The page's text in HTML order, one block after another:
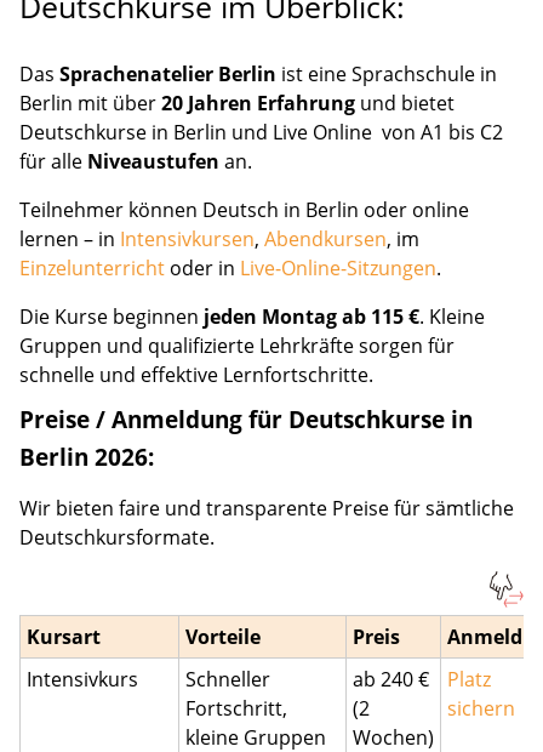
Das Sprachenatelier Berlin ist eine Sprachschule in
Berlin mit über20 Jahren Erfahrung und bietet
Deutschkurse in Berlin und Live Online von A1 bis C2
für alle Niveaustufen an.
Teilnehmer können Deutsch in Berlin oder online
lernen – in Intensivkursen, Abendkursen, im
Einzelunterricht oder in Live-Online-Sitzungen.
Die Kurse beginnen jeden Montag ab 115 €. Kleine
Gruppen und qualifizierte Lehrkräfte sorgen für
schnelle und effektive Lernfortschritte.
Preise / Anmeldung für Deutschkurse in
Berlin 2026:
Wir bieten faire und transparente Preise für sämtliche
Deutschkursformate.
Kursart Vorteile Preis
Intensivkurs
Schneller
Fortschritt,
kleine Gruppen
ab 240 €
(2
Wochen)
Platz
sichern